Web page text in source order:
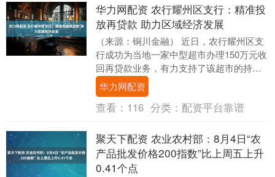
华力网配资 农行耀州区支行：精准投
放再贷款 助力区域经济发展
（来源：铜川金融） 近日，农行耀州区支
行成功为当地一家中型超市办理150万元收
回再贷款业务，有力支持了该超市的持续
运营与发展，为耀州城区经济和民生注入
活力。 该....
华力网配资
查看： 116 分类： 配资平台靠谱
聚天下配资 农业农村部：8月4日“农
产品批发价格200指数”比上周五上升
0.41个点